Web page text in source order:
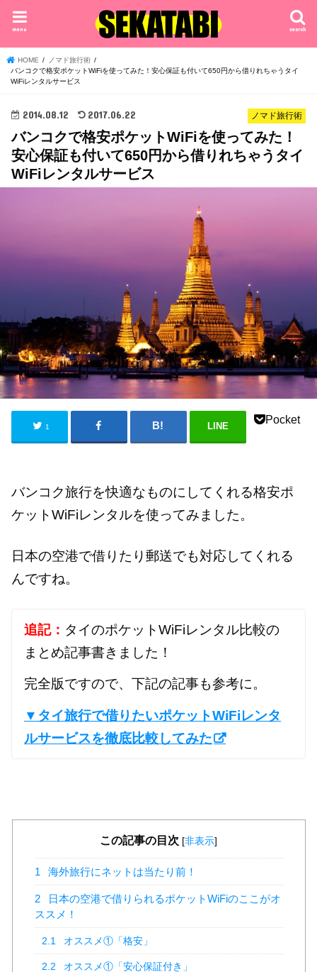
search
menu
HOME
ノマド旅行術
バンコクで格安ポケットWiFiを使ってみた！安心保証も付いて650円から借りれちゃうタイ
WiFiレンタルサービス
ノマド旅行術
2014.08.12 2017.06.22
バンコクで格安ポケットWiFiを使ってみた！
安心保証も付いて650円から借りれちゃうタイ
WiFiレンタルサービス
1 LINE
Pocket
バンコク旅行を快適なものにしてくれる格安ポ
ケットWiFiレンタルを使ってみました。
日本の空港で借りたり郵送でも対応してくれる
んですね。
追記： タイのポケットWiFiレンタル比較の
まとめ記事書きました！
完全版ですので、下記の記事も参考に。
▼タイ旅行で借りたいポケットWiFiレンタ
ルサービスを徹底比較してみた
この記事の目次 [非表示]
1 海外旅行にネットは当たり前！
2
日本の空港で借りられるポケットWiFiのここがオ
ススメ！
2.1 オススメ①「格安」
2.2 オススメ①「安心保証付き」